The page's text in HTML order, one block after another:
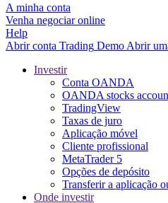
A minha conta
Venha negociar online
Help
Abrir conta Trading Demo Abrir
Investir
Conta OANDA
OANDA stocks
TradingView
Taxas de juro
Aplicação móvel
Cliente profissional
MetaTrader 5
Opções de depósito
Transferir a aplicação
Onde investir